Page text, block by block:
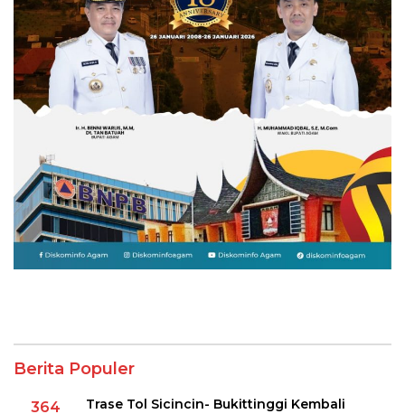
Berita Populer
364
Trase Tol Sicincin- Bukittinggi Kembali